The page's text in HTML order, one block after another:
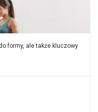
formy, ale także kluczowy